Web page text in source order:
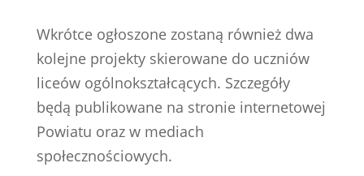
Wkrótce ogłoszone zostaną również dwa
kolejne projekty skierowane do uczniów
liceów ogólnokształcących. Szczegóły
będą publikowane na stronie internetowej
Powiatu oraz w mediach
społecznościowych.